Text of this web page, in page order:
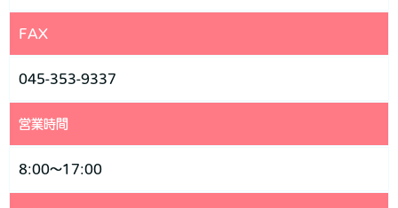
FAX
045-353-9337
営業時間
8:00～17:00